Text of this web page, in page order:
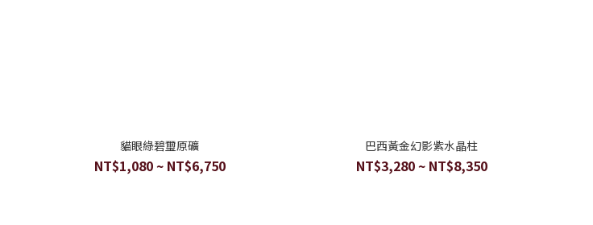
貓眼綠碧璽原礦
NT$1,080 ~ NT$6,750
巴西黃金幻影紫水晶柱
NT$3,280 ~ NT$8,350